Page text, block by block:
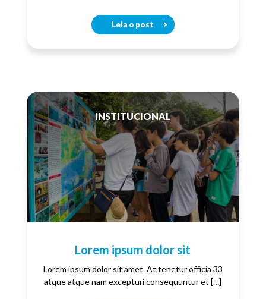
Leia o post
INSTITUCIONAL
Lorem ipsum dolor sit
Lorem ipsum dolor sit amet. At tenetur officia 33
atque atque nam excepturi consequuntur et […]